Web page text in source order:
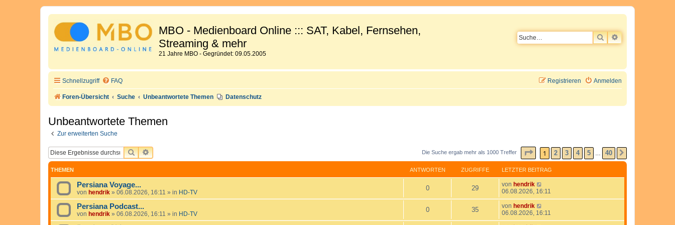
MBO - Medienboard Online ::: SAT, Kabel, Fernsehen,
Streaming & mehr
21 Jahre MBO - Gegründet: 09.05.2005
SUCHEERWEITERTE
Schnellzugriff FAQ Anmelden
Registrieren
Foren-Übersicht Suche Unbeantwortete Themen Datenschutz
Unbeantwortete Themen
Zur erweiterten Suche
SUCHEERWEITERTE SUCHE Die Suche ergab mehr als 1000 Treffer SEITE1 VON40
1 2 3 4 5 40
THEMEN ANTWORTEN ZUGRIFFE LETZTER BEITRAG
Persiana Voyage...
von hendrik » 06.08.2026, 16:11 » in HD-TV
0A
29Z
L
e
t
z
t
e
von hendrik
06.08.2026, 16:11
Persiana Podcast...
von hendrik » 06.08.2026, 16:11 » in HD-TV
0A
35Z
L
e
t
von hendrik
06.08.2026, 16:11